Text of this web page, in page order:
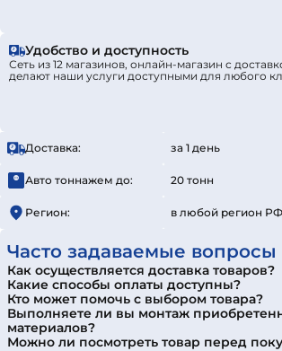
Удобство и доступность
Сеть из 12 магазинов, онлайн-магазин с
делают наши услуги доступными для любого
Доставка: за 1 день
Авто тоннажем до: 20 тонн
Регион: в любой регион РФ
Часто задаваемые вопросы
Как осуществляется доставка товаров?
Какие способы оплаты доступны?
Кто может помочь с выбором товара?
Выполняете ли вы монтаж
материалов?
Можно ли посмотреть товар перед